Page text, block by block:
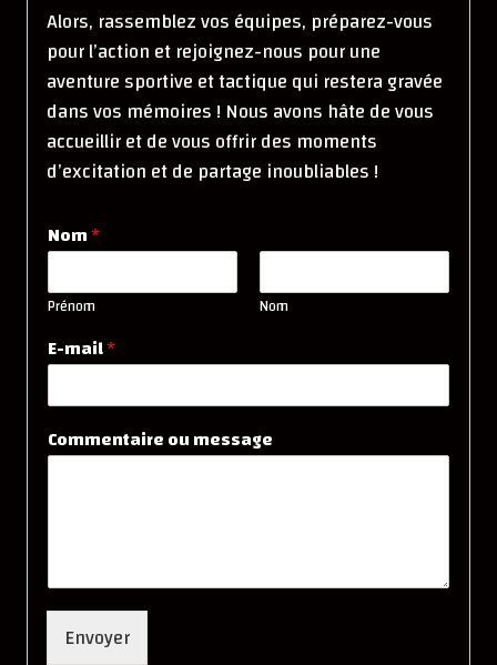
Alors, rassemblez vos équipes, préparez-vous
pour l’action et rejoignez-nous pour une
aventure sportive et tactique qui restera gravée
dans vos mémoires ! Nous avons hâte de vous
accueillir et de vous offrir des moments
d’excitation et de partage inoubliables !
Nom*
Prénom Nom
E-mail*
Commentaire ou message
Envoyer